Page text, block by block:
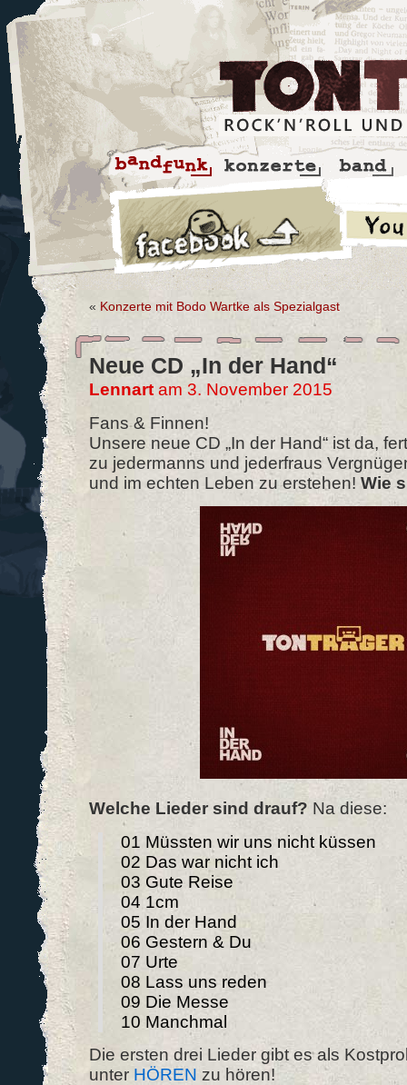
« Konzerte mit Bodo Wartke als Spezialgast
Neue CD „In der Hand“
Lennartam 3. November 2015
Fans & Finnen!
Unsere neue CD „In der Hand“ ist da,
zu jedermanns und jederfraus
und im echten Leben zu erstehen! Wie
Welche Lieder sind drauf? Na diese:
01 Müssten wir uns nicht küssen
02 Das war nicht ich
03 Gute Reise
04 1cm
05 In der Hand
06 Gestern & Du
07 Urte
08 Lass uns reden
09 Die Messe
10 Manchmal
Die ersten drei Lieder gibt es als
unter HÖREN zu hören!